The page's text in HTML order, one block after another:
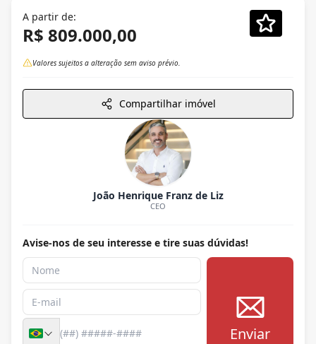
A partir de:
R$ 809.000,00
Valores sujeitos a alteração sem aviso prévio.
Compartilhar imóvel
João Henrique Franz de Liz
CEO
Avise-nos de seu interesse e tire suas dúvidas!
Enviar